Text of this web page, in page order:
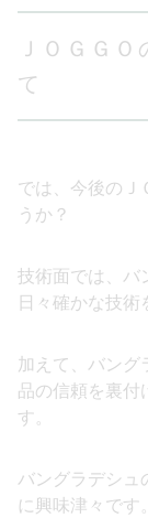
ＪＯＧＧ
て
では、今後のＪ
うか？
技術面では、バ
日々確かな技術
加えて、バング
品の信頼を裏付
す。
バングラデシュ
に興味津々です